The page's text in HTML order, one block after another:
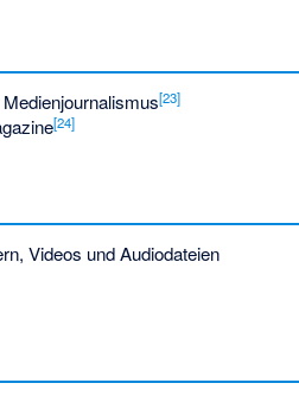
[23]
[24]
Videos und Audiodateien